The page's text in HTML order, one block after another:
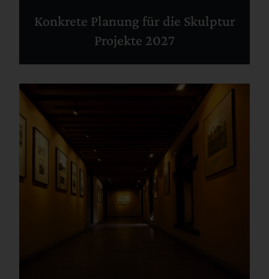
Konkrete Planung für die Skulptur
Projekte 2027